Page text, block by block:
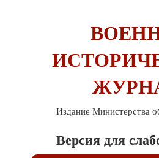
Издание Министерства
Версия для